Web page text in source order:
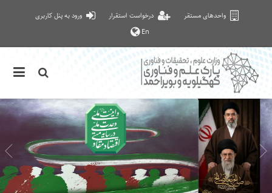
واحدهای مستقر درخواست استقرار
ورود به پنل کاربری
En